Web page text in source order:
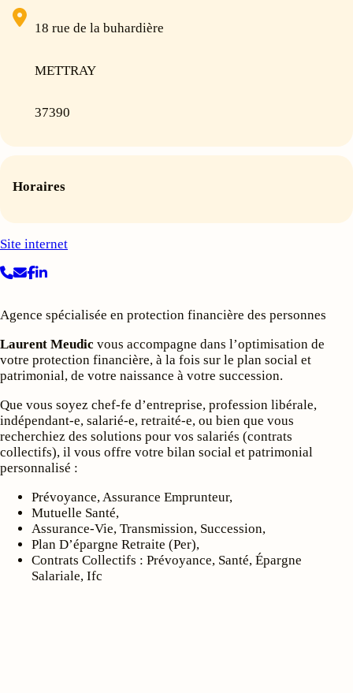
18 rue de la buhardière
METTRAY
37390
Horaires
Site internet
Agence spécialisée en protection financière des personnes
Laurent Meudic vous accompagne dans l’optimisation de
votre protection financière, à la fois sur le plan social et
patrimonial, de votre naissance à votre succession.
Que vous soyez chef-fe d’entreprise, profession libérale,
indépendant-e, salarié-e, retraité-e, ou bien que vous
recherchiez des solutions pour vos salariés (contrats
collectifs), il vous offre votre bilan social et patrimonial
personnalisé :
Prévoyance, Assurance Emprunteur,
Mutuelle Santé,
Assurance-Vie, Transmission, Succession,
Plan D’épargne Retraite (Per),
Contrats Collectifs : Prévoyance, Santé, Épargne
Salariale, Ifc